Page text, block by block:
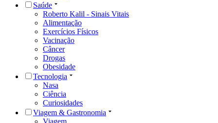
Saúde
Roberto Kalil - Sinais Vitais
Alimentação
Exercícios Físicos
Vacinação
Câncer
Drogas
Obesidade
Tecnologia
Nasa
Ciência
Curiosidades
Viagem & Gastronomia
Viagem